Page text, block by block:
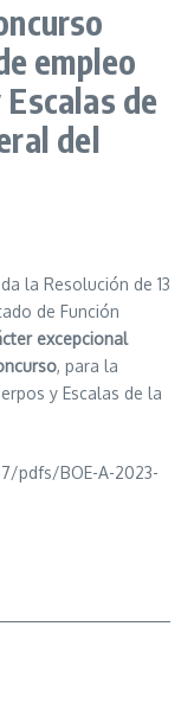
empleo
de
del
la Resolución de 13
de Función
excepcional
, para la
y Escalas de la
pdfs/BOE-A-2023-